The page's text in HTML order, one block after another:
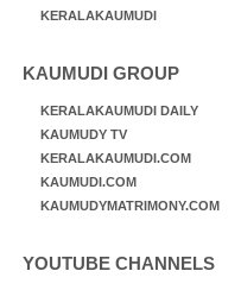
KERALAKAUMUDI
KAUMUDI GROUP
KERALAKAUMUDI DAILY
KAUMUDY TV
KERALAKAUMUDI.COM
KAUMUDI.COM
KAUMUDYMATRIMONY.COM
YOUTUBE CHANNELS